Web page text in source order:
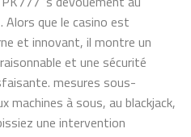
Alors que le casino est
et innovant, il montre un
et une sécurité
mesures sous-
machines à sous, au blackjack,
une intervention